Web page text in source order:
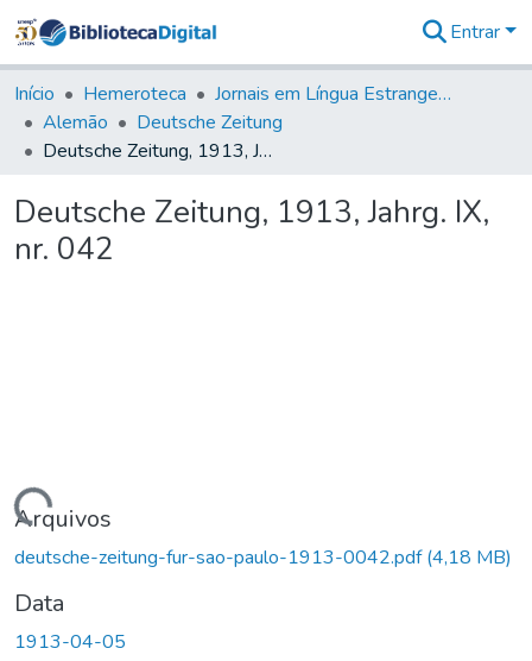
&
Coleções
Tudo na
Biblioteca
Estatísticas
Entrar
Início Hemeroteca
Jornais em Língua Estrangeira
Alemão
Deutsche Zeitung
Deutsche Zeitung, 1913, Jahrg. IX, nr. 042
Deutsche Zeitung, 1913, Jahrg. IX,
nr. 042
Carregando...
Arquivos
deutsche-zeitung-fur-sao-paulo-1913-0042.pdf(4,18 MB)
Data
1913-04-05